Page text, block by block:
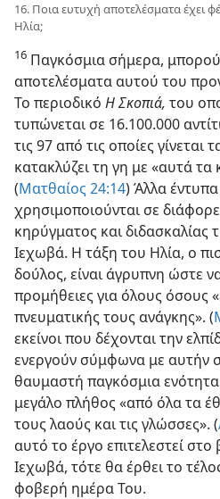
16. Ποια ευτυχή αποτελέσματα έχει
Ηλία;
16 Παγκόσμια σήμερα,
αποτελέσματα αυτού του
Το περιοδικό Η Σκοπιά, του
τυπώνεται σε 16.100.000
τις 97 από τις οποίες
κατακλύζει τη γη με «αυτά τα
(Ματθαίος 24:14) Άλλα
χρησιμοποιούνται σε
κηρύγματος και διδασκαλίας
Ιεχωβά. Η τάξη του Ηλία, ο
δούλος, είναι άγρυπνη ώστε
προμήθειες για όλους όσους
πνευματικής τους ανάγκης». (
εκείνοι που δέχονται την
ενεργούν σύμφωνα με αυτήν
θαυμαστή παγκόσμια
μεγάλο πλήθος «από όλα τα
τους λαούς και τις γλώσσες». (
αυτό το έργο επιτελεστεί
Ιεχωβά, τότε θα έρθει το
φοβερή ημέρα Του.